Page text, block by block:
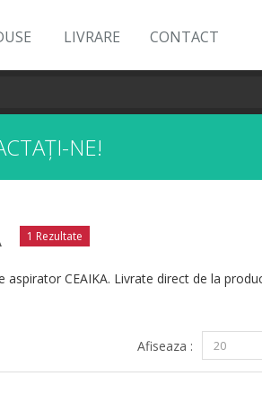
LIVRARE CONTACT
NE!
1 Rezultate
CEAIKA. Livrate direct de la
Afiseaza : 20